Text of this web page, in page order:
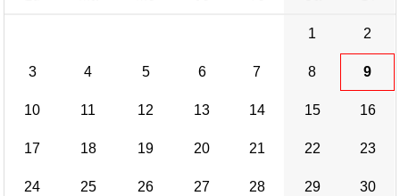
1 2
3 4 5 6 7 8 9
10 11 12 13 14 15 16
17 18 19 20 21 22 23
24 25 26 27 28 29 30